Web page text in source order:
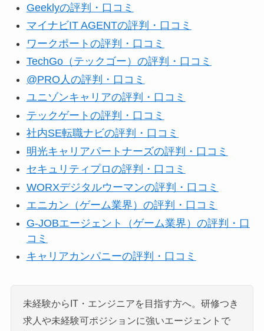
Geeklyの評判・口コミ
マイナビIT AGENTの評判・口コミ
ワークポートの評判・口コミ
TechGo（テックゴー）の評判・口コミ
@PRO人の評判・口コミ
ユニゾンキャリアの評判・口コミ
テックゲートの評判・口コミ
社内SE転職ナビの評判・口コミ
明光キャリアパートナーズの評判・口コミ
セキュリティプロの評判・口コミ
WORXデジタルウーマンの評判・口コミ
エニカン（ゲーム業界）の評判・口コミ
G-JOBエージェント（ゲーム業界）の評判・口
コミ
キャリアカンパニーの評判・口コミ
未経験からIT・エンジニアを目指す方へ。研修つき
求人や未経験可ポジションに強いエージェントで